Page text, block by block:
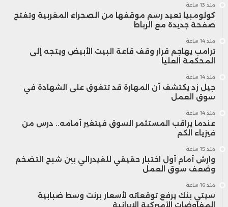
منذ 13 ساعة
كولومبيا تعيد رسم موقفها من الصحراء المغربية وتفتح
صفحة جديدة مع الرباط
منذ 14 ساعة
ترامب يهاجم قرار وقف قاعة البيت الأبيض ويتجه إلى
المحكمة العليا
منذ 14 ساعة
جيل زد يكتشف أن المهارة قد تتفوق على الشهادة في
سوق العمل
منذ 14 ساعة
عندما يراقب المستثمر السوق فيتغير أمامه.. درس من
فيزياء الكم
منذ 15 ساعة
وارش أمام أول اختبار حقيقي للفيدرالي بين شبح التضخم
وضعف سوق العمل
منذ 16 ساعة
سيتي بنك يرفع توقعاته لأسعار برنت وسط ضبابية
المفاوضات الأميركية الإيرانية